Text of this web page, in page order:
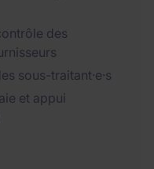
des
sous-traitant·e·s
et appui